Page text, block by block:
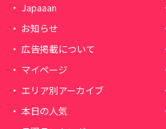
Japaaan
お知らせ
広告掲載について
マイページ
エリア別アーカイブ
本日の人気